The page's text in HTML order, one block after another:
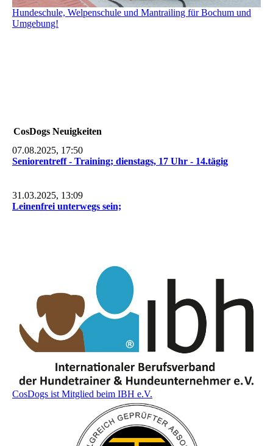
Hundeschule, Welpenschule und Mantrailing für Bochum und
Umgebung!
CosDogs Neuigkeiten
07.08.2025, 17:50
Seniorentreff - Training; dienstags, 17 Uhr - 14.tägig
31.03.2025, 13:09
Leinenfrei unterwegs sein;
CosDogs ist Mitglied beim IBH e.V.